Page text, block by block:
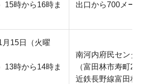
15時から16時ま
出口から700メー
月15日（火曜
13時から14時ま
南河内府民セン
（富田林市寿町2-
近鉄長野線富田林